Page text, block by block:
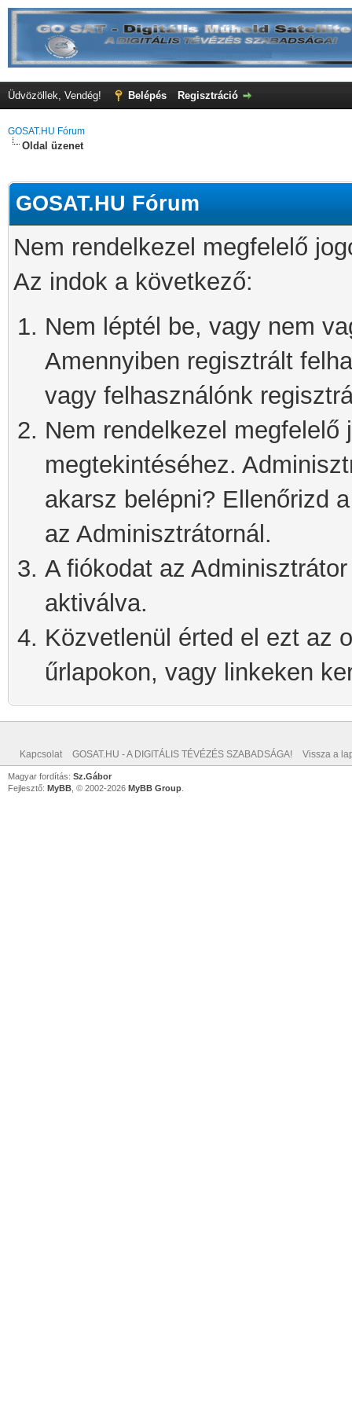
Üdvözöllek, Vendég! Belépés Regisztráció
GOSAT.HU Fórum
Oldal üzenet
GOSAT.HU Fórum
Nem rendelkezel megfelelő
Az indok a következő:
Nem léptél be, vagy nem
Amennyiben regisztrált
vagy felhasználónk
Nem rendelkezel megfelelő
megtekintéséhez.
akarsz belépni? Ellenőrizd
az Adminisztrátornál.
A fiókodat az
aktiválva.
Közvetlenül érted el ezt az
űrlapokon, vagy linkeken
Kapcsolat GOSAT.HU - A DIGITÁLIS TÉVÉZÉS SZABADSÁGA! Vissza a
Magyar fordítás: Sz.Gábor
Fejlesztő: MyBB , © 2002-2026 MyBB Group